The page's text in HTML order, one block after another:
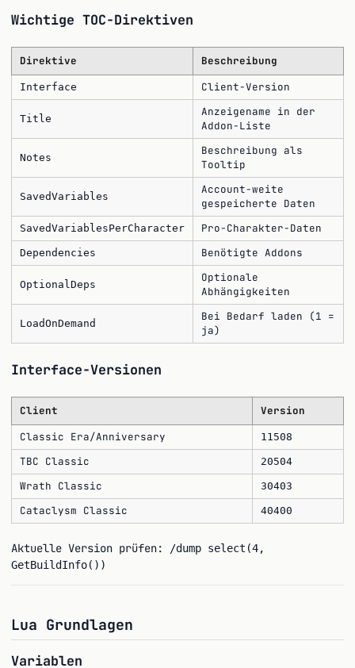
Wichtige TOC-Direktiven
Direktive Beschreibung
Interface Client-Version
Title
Anzeigename in der
Addon-Liste
Notes
Beschreibung als
Tooltip
SavedVariables
Account-weite
gespeicherte Daten
SavedVariablesPerCharacter Pro-Charakter-Daten
Dependencies Benötigte Addons
OptionalDeps
Optionale
Abhängigkeiten
LoadOnDemand
Bei Bedarf laden (1 =
ja)
Interface-Versionen
Client
Version
Classic Era/Anniversary
11508
TBC Classic 20504
Wrath Classic 30403
Cataclysm Classic 40400
Aktuelle Version prüfen:
/dump select(4,
GetBuildInfo())
Lua Grundlagen
Variablen